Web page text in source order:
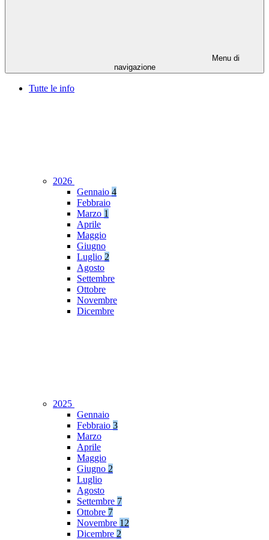
Menu di
navigazione
Tutte le info
2026
Gennaio 4
Febbraio
Marzo 1
Aprile
Maggio
Giugno
Luglio 2
Agosto
Settembre
Ottobre
Novembre
Dicembre
2025
Gennaio
Febbraio 3
Marzo
Aprile
Maggio
Giugno 2
Luglio
Agosto
Settembre 7
Ottobre 7
Novembre 12
Dicembre 2